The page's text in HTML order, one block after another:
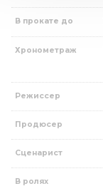
В прокате до
Хронометраж
Режиссер
Продюсер
Сценарист
В ролях